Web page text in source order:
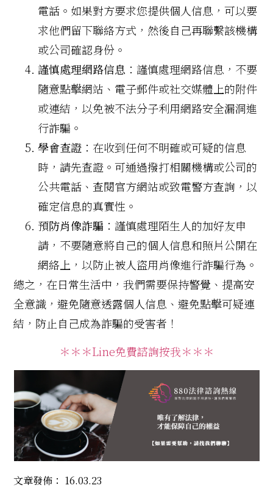
電話。如果對方要求您提供個人信息，可以要
求他們留下聯絡方式，然後自己再聯繫該機構
或公司確認身份。
謹慎處理網路信息 ：謹慎處理網路信息，不要
隨意點擊網站、電子郵件或社交媒體上的附件
或連結，以免被不法分子利用網路安全漏洞進
行詐騙。
學會查證 ：在收到任何不明確或可疑的信息
時，請先查證。可通過撥打相關機構或公司的
公共電話、查閱官方網站或致電警方查詢，以
確定信息的真實性。
預防肖像詐騙 ：謹慎處理陌生人的加好友申
請，不要隨意將自己的個人信息和照片公開在
網絡上，以防止被人盜用肖像進行詐騙行為。
總之，在日常生活中，我們需要保持警覺、提高安
全意識，避免隨意透露個人信息、避免點擊可疑連
結，防止自己成為詐騙的受害者！
＊＊＊Line免費諮詢按我＊＊＊
文章發佈： 16.03.23